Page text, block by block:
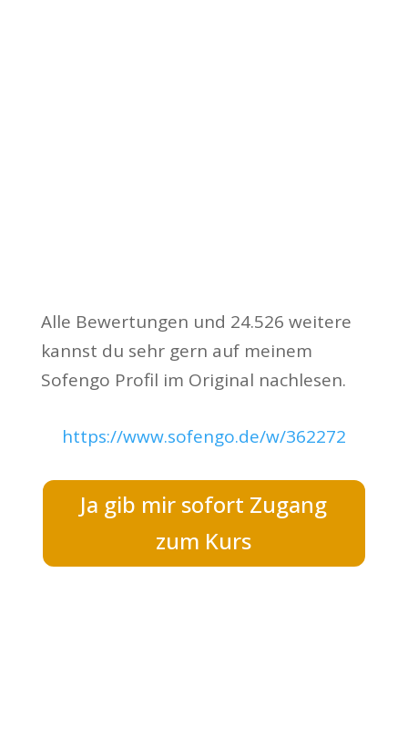
Alle Bewertungen und 24.526 weitere
kannst du sehr gern auf meinem
Sofengo Profil im Original nachlesen.
https://www.sofengo.de/w/362272
Ja gib mir sofort Zugang
zum Kurs